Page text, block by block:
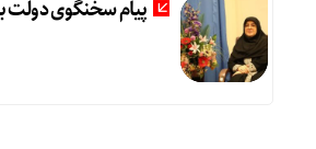
پیام سخنگوی دولت